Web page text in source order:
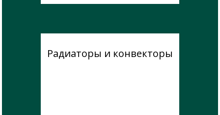
Радиаторы и конвекторы